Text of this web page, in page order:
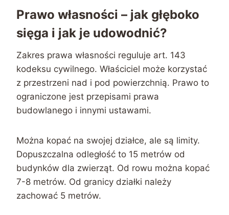
Prawo własności – jak głęboko
sięga i jak je udowodnić?
Zakres prawa własności reguluje art. 143
kodeksu cywilnego. Właściciel może korzystać
z przestrzeni nad i pod powierzchnią. Prawo to
ograniczone jest przepisami prawa
budowlanego i innymi ustawami.
Można kopać na swojej działce, ale są limity.
Dopuszczalna odległość to 15 metrów od
budynków dla zwierząt. Od rowu można kopać
7-8 metrów. Od granicy działki należy
zachować 5 metrów.